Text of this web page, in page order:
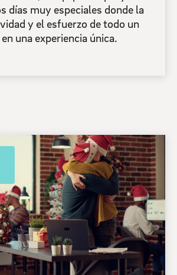
días muy especiales donde la
y el esfuerzo de todo un
una experiencia única.